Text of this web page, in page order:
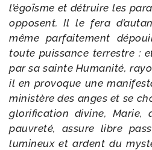
l’égoïsme et détruire les
opposent. Il le fera
même par­fai­te­ment
toute puis­sance ter­restre ;
par sa sainte Humanité,
il en pro­voque une
minis­tère des anges et se
glo­ri­fi­ca­tion divine, Marie,
pau­vre­té, assure libre
lumi­neux et ardent du